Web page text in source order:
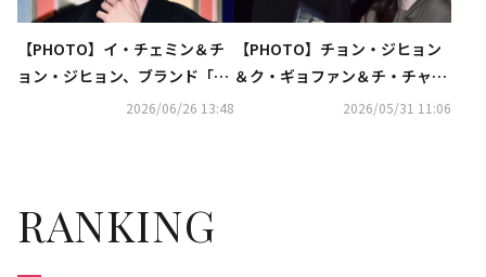
【PHOTO】イ・チェミン＆チ
ョン・ジヒョン、ブランド「PI
AGET」イベントに出席2026/06/26 13:48
【PHOTO】チョン・ジヒョン
＆ク・ギョファン＆チ・チャン
ウクら、映画「群体」舞台挨拶
2026/05/31 11:06
RANKING